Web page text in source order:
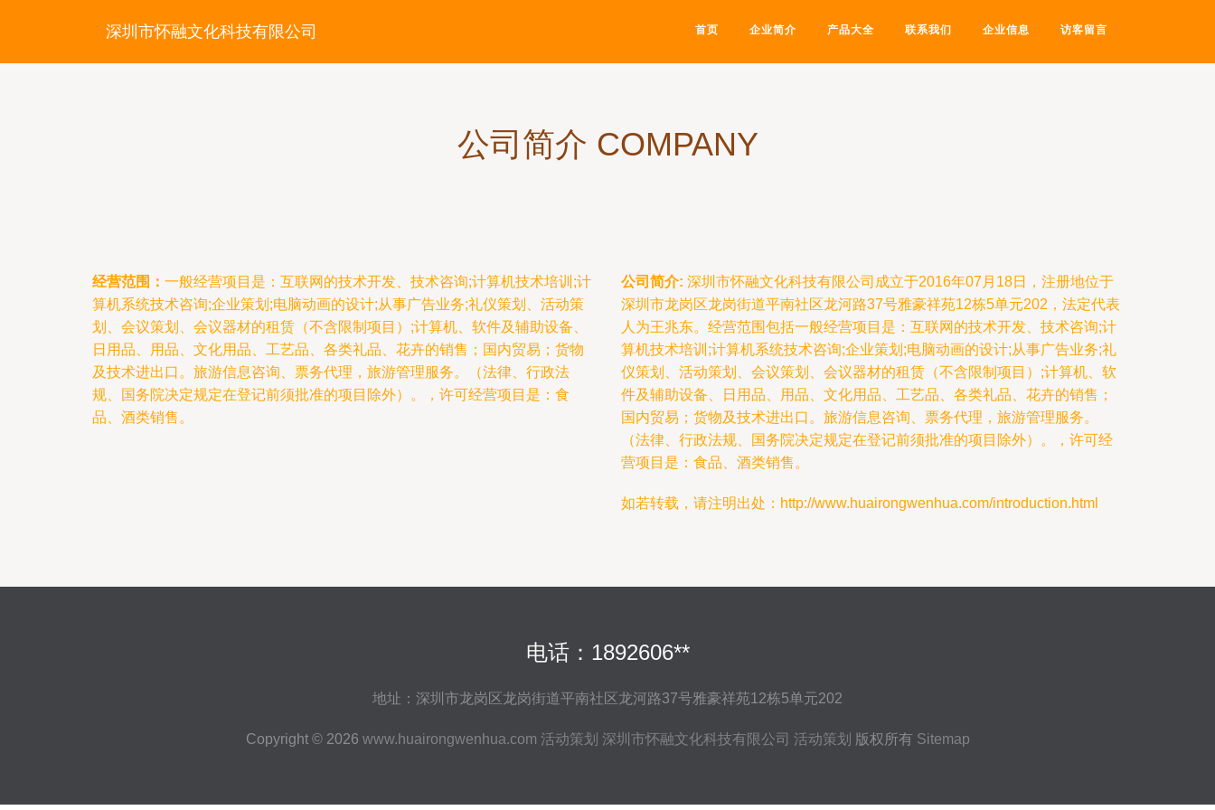
深圳市怀融文化科技有限公司 首页 企业简介 产品大全 联系我们 企业信息 访客留言
公司简介 COMPANY
经营范围： 一般经营项目是：互联网的技术开发、技术咨询;计算机技术培训;计
算机系统技术咨询;企业策划;电脑动画的设计;从事广告业务;礼仪策划、活动策
划、会议策划、会议器材的租赁（不含限制项目）;计算机、软件及辅助设备、
日用品、用品、文化用品、工艺品、各类礼品、花卉的销售；国内贸易；货物
及技术进出口。旅游信息咨询、票务代理，旅游管理服务。（法律、行政法
规、国务院决定规定在登记前须批准的项目除外）。，许可经营项目是：食
品、酒类销售。
公司简介: 深圳市怀融文化科技有限公司成立于2016年07月18日，注册地位于
深圳市龙岗区龙岗街道平南社区龙河路37号雅豪祥苑12栋5单元202，法定代表
人为王兆东。经营范围包括一般经营项目是：互联网的技术开发、技术咨询;计
算机技术培训;计算机系统技术咨询;企业策划;电脑动画的设计;从事广告业务;礼
仪策划、活动策划、会议策划、会议器材的租赁（不含限制项目）;计算机、软
件及辅助设备、日用品、用品、文化用品、工艺品、各类礼品、花卉的销售；
国内贸易；货物及技术进出口。旅游信息咨询、票务代理，旅游管理服务。
（法律、行政法规、国务院决定规定在登记前须批准的项目除外）。，许可经
营项目是：食品、酒类销售。
如若转载，请注明出处：http://www.huairongwenhua.com/introduction.html
电话：1892606**
地址：深圳市龙岗区龙岗街道平南社区龙河路37号雅豪祥苑12栋5单元202
Copyright © 2026 www.huairongwenhua.com 活动策划 深圳市怀融文化科技有限公司 活动策划 版权所有 Sitemap